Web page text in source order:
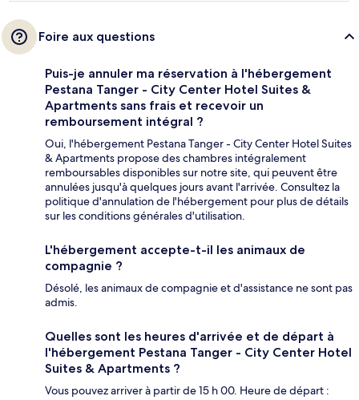
Foire aux questions
Puis-je annuler ma réservation à l'hébergement
Pestana Tanger - City Center Hotel Suites &
Apartments sans frais et recevoir un
remboursement intégral ?
Oui, l'hébergement Pestana Tanger - City Center Hotel Suites
& Apartments propose des chambres intégralement
remboursables disponibles sur notre site, qui peuvent être
annulées jusqu'à quelques jours avant l'arrivée. Consultez la
politique d'annulation de l'hébergement pour plus de détails
sur les conditions générales d'utilisation.
L'hébergement accepte-t-il les animaux de
compagnie ?
Désolé, les animaux de compagnie et d'assistance ne sont pas
admis.
Quelles sont les heures d'arrivée et de départ à
l'hébergement Pestana Tanger - City Center Hotel
Suites & Apartments ?
Vous pouvez arriver à partir de 15 h 00. Heure de départ :